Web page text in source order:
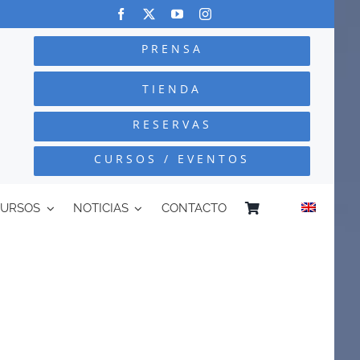
PRENSA
TIENDA
RESERVAS
CURSOS / EVENTOS
NOTICIAS CONTACTO